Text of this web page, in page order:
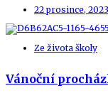
22 prosince, 2023
Ze života školy
Vánoční